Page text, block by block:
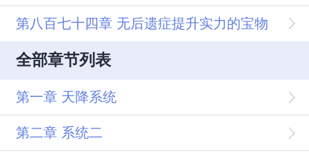
第八百七十四章 无后遗症提升实力的宝物
全部章节列表
第一章 天降系统
第二章 系统二